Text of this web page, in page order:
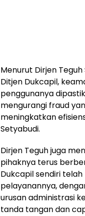
Menurut Dirjen
Ditjen Dukcapil,
penggunanya
mengurangi fraud
meningkatkan
Setyabudi.
Dirjen Teguh juga
pihaknya terus
Dukcapil sendiri
pelayanannya,
urusan administrasi
tanda tangan dan